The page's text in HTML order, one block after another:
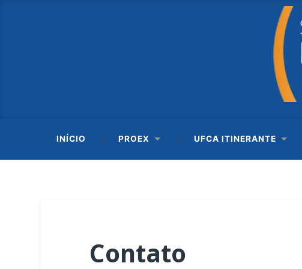
INÍCIO PROEX UFCA ITINERANTE
Contato